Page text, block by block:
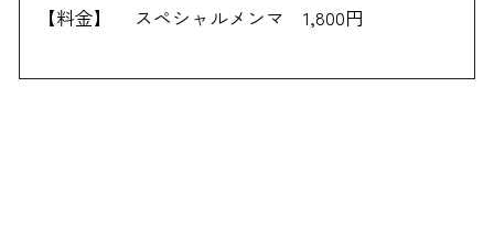
【料金】
スペシャルメンマ 1,800円